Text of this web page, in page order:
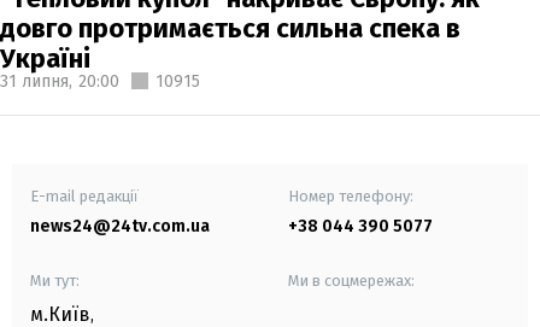
довго протримається сильна спека в
Україні
31 липня, 20:00 10915
E-mail редакції
news24@24tv.com.ua
Номер телефону:
+38 044 390 5077
Ми тут:
м.Київ,
Ми в соцмережах: